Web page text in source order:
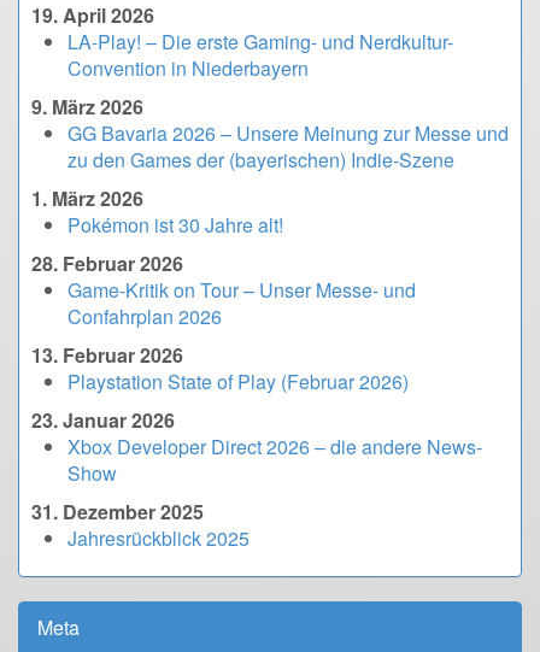
19. April 2026
LA-Play! – Die erste Gaming- und Nerdkultur-
Convention in Niederbayern
9. März 2026
GG Bavaria 2026 – Unsere Meinung zur Messe und
zu den Games der (bayerischen) Indie-Szene
1. März 2026
Pokémon ist 30 Jahre alt!
28. Februar 2026
Game-Kritik on Tour – Unser Messe- und
Confahrplan 2026
13. Februar 2026
Playstation State of Play (Februar 2026)
23. Januar 2026
Xbox Developer Direct 2026 – die andere News-
Show
31. Dezember 2025
Jahresrückblick 2025
Meta